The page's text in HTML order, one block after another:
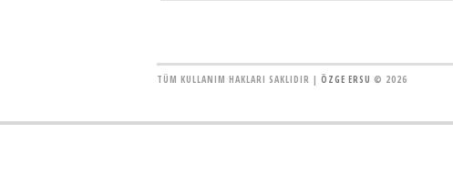
TÜM KULLANIM HAKLARI SAKLIDIR | ÖZGE ERSU © 2026